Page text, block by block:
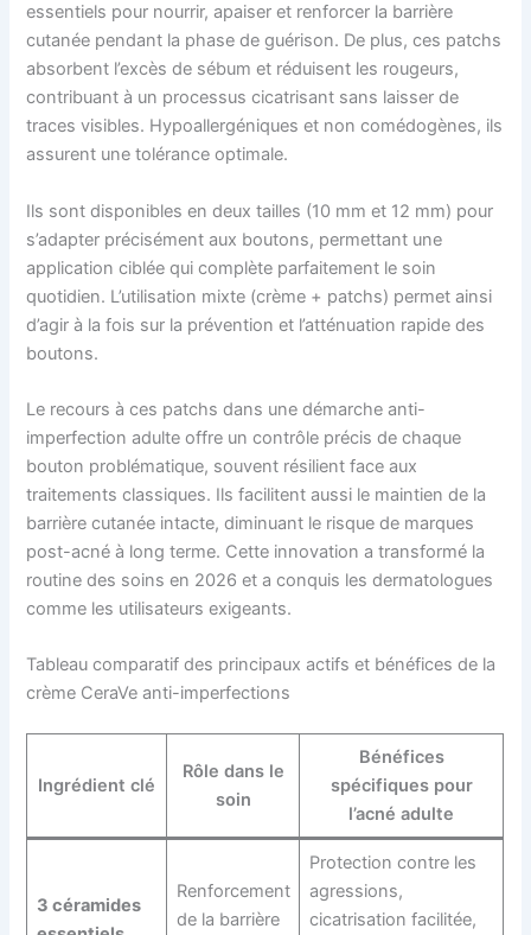
essentiels pour nourrir, apaiser et renforcer la barrière
cutanée pendant la phase de guérison. De plus, ces patchs
absorbent l’excès de sébum et réduisent les rougeurs,
contribuant à un processus cicatrisant sans laisser de
traces visibles. Hypoallergéniques et non comédogènes, ils
assurent une tolérance optimale.
Ils sont disponibles en deux tailles (10 mm et 12 mm) pour
s’adapter précisément aux boutons, permettant une
application ciblée qui complète parfaitement le soin
quotidien. L’utilisation mixte (crème + patchs) permet ainsi
d’agir à la fois sur la prévention et l’atténuation rapide des
boutons.
Le recours à ces patchs dans une démarche anti-
imperfection adulte offre un contrôle précis de chaque
bouton problématique, souvent résilient face aux
traitements classiques. Ils facilitent aussi le maintien de la
barrière cutanée intacte, diminuant le risque de marques
post-acné à long terme. Cette innovation a transformé la
routine des soins en 2026 et a conquis les dermatologues
comme les utilisateurs exigeants.
Tableau comparatif des principaux actifs et bénéfices de la
crème CeraVe anti-imperfections
Ingrédient clé
Rôle dans le
soin
Bénéfices
spécifiques pour
l’acné adulte
3 céramides
Renforcement
de la barrière
Protection contre les
agressions,
cicatrisation facilitée,